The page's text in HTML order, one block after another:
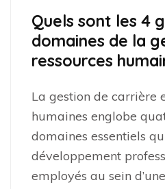
Quels sont les 4
domaines de la
ressources
La gestion de carrière
humaines englobe
domaines essentiels
développement
employés au sein